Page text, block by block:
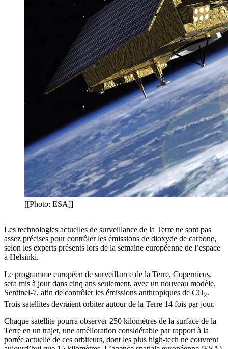
[[Photo: ESA]]
Les technologies actuelles de surveillance de la Terre ne sont pas
assez précises pour contrôler les émissions de dioxyde de carbone,
selon les experts présents lors de la semaine européenne de l’espace
à Helsinki.
Le programme européen de surveillance de la Terre, Copernicus,
sera mis à jour dans cinq ans seulement, avec un nouveau modèle,
Sentinel-7, afin de contrôler les émissions anthropiques de CO2.
Trois satellites devraient orbiter autour de la Terre 14 fois par jour.
Chaque satellite pourra observer 250 kilomètres de la surface de la
Terre en un trajet, une amélioration considérable par rapport à la
portée actuelle de ces orbiteurs, dont les plus high-tech ne couvrent